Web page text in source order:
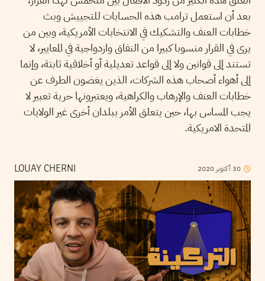
بعد أن استعمل ترامب هذه الحسابات للتجييش وبث
خطابات العنف والتشكيك في الانتخابات الأمريكية، وبين من
يرى في القرار منسوبا كبيرا من النفاق وازدواجية في المعايير، لا
تستند إلى قوانين ولا إلى قواعد تعديلية أو أخلاقية ثابتة، وإنما
إلى أهواء أصحاب هذه الشركات، الذين يغضون الطرف عن
خطابات العنف والإرهاب والكراهية، ويعتبرونها حرية تعبير لا
يجب المساس بها، حين يتعلق الأمر ببلدان أخرى غير الولايات
المتحدة الامريكية.
LOUAY CHERNI 30 أكتوبر 2020